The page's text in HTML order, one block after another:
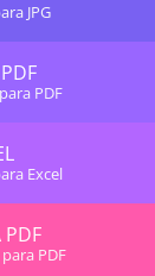
JPG
PDF
Excel
PDF
PDF